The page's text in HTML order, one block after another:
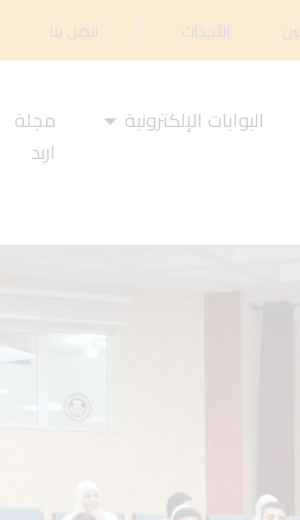
الأحداث اتصل بنا
البوابات الإلكترونية
مجلة
اربد